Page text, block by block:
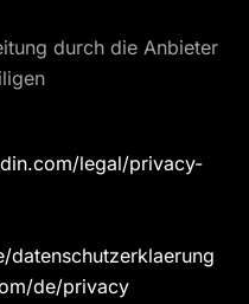
durch die Anbieter
legal/privacy-
de/privacy